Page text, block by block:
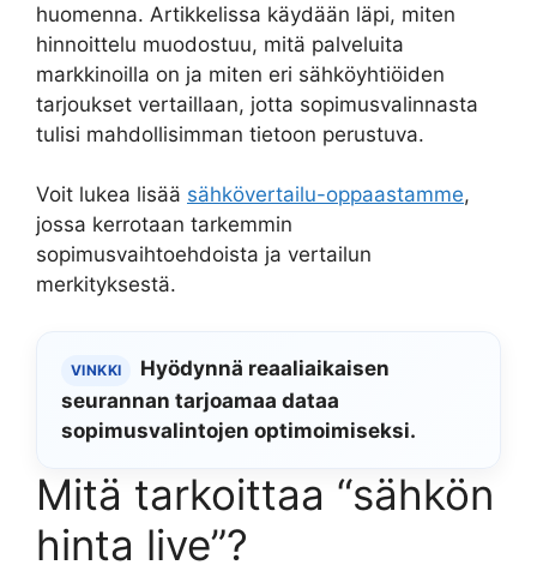
huomenna. Artikkelissa käydään läpi, miten
hinnoittelu muodostuu, mitä palveluita
markkinoilla on ja miten eri sähköyhtiöiden
tarjoukset vertaillaan, jotta sopimusvalinnasta
tulisi mahdollisimman tietoon perustuva.
Voit lukea lisää sähkövertailu-oppaastamme,
jossa kerrotaan tarkemmin
sopimusvaihtoehdoista ja vertailun
merkityksestä.
VINKKI
Hyödynnä reaaliaikaisen
seurannan tarjoamaa dataa
sopimusvalintojen optimoimiseksi.
Mitä tarkoittaa “sähkön
hinta live”?